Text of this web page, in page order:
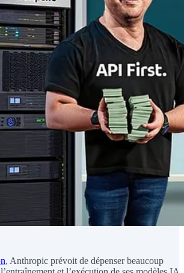
, Anthropic prévoit de dépenser beaucoup